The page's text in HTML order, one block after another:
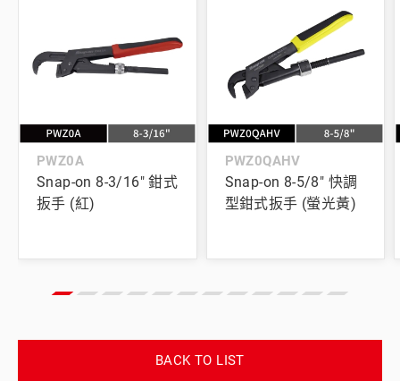
PWZ0A
Snap-on 8-3/16" 鉗式
扳手 (紅)
PWZ0QAHV
Snap-on 8-5/8" 快調
型鉗式扳手 (螢光黃)
BACK TO LIST